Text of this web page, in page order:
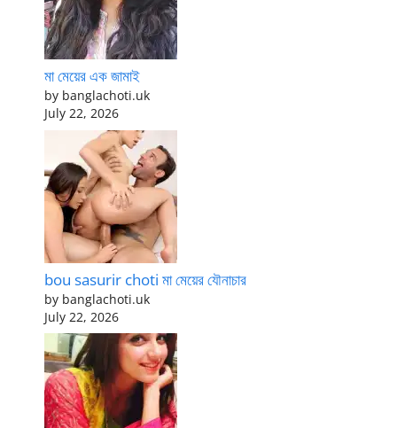
মা মেয়ের এক জামাই
by banglachoti.uk
July 22, 2026
bou sasurir choti মা মেয়ের যৌনাচার
by banglachoti.uk
July 22, 2026